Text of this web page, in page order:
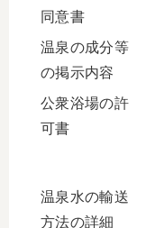
同意書
温泉の成分等
の掲示内容
公衆浴場の許
可書
温泉水の輸送
方法の詳細